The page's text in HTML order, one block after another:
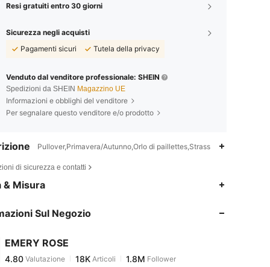
Resi gratuiti entro 30 giorni
Sicurezza negli acquisti
Pagamenti sicuri
Tutela della privacy
Venduto dal venditore professionale: SHEIN
Spedizioni da SHEIN Magazzino UE
Informazioni e obblighi del venditore
Per segnalare questo venditore e/o prodotto
Pullover,Primavera/Autunno,Orlo di paillettes,Strass
di sicurezza e contatti
& Misura
Sul Negozio
EMERY ROSE
4.80 18K
4.80 Valutazione
m***ipagato1 giorno fa